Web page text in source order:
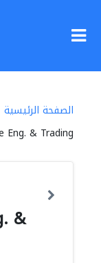
الصفحة الرئيسية
Eng. & Trading
&